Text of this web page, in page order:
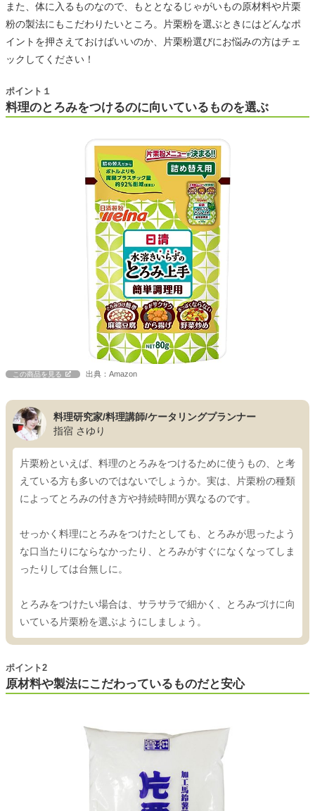
また、体に入るものなので、もととなるじゃがいもの原材料や片栗
粉の製法にもこだわりたいところ。片栗粉を選ぶときにはどんなポ
イントを押さえておけばいいのか、片栗粉選びにお悩みの方はチェ
ックしてください！
料理のとろみをつけるのに向いているものを選ぶ
ポイント１
この商品を見る 出典：Amazon
料理研究家/料理講師/ケータリングプランナー
指宿 さゆり
片栗粉といえば、料理のとろみをつけるために使うもの、と考
えている方も多いのではないでしょうか。実は、片栗粉の種類
によってとろみの付き方や持続時間が異なるのです。
せっかく料理にとろみをつけたとしても、とろみが思ったよう
な口当たりにならなかったり、とろみがすぐになくなってしま
ったりしては台無しに。
とろみをつけたい場合は、サラサラで細かく、とろみづけに向
いている片栗粉を選ぶようにしましょう。
原材料や製法にこだわっているものだと安心
ポイント2